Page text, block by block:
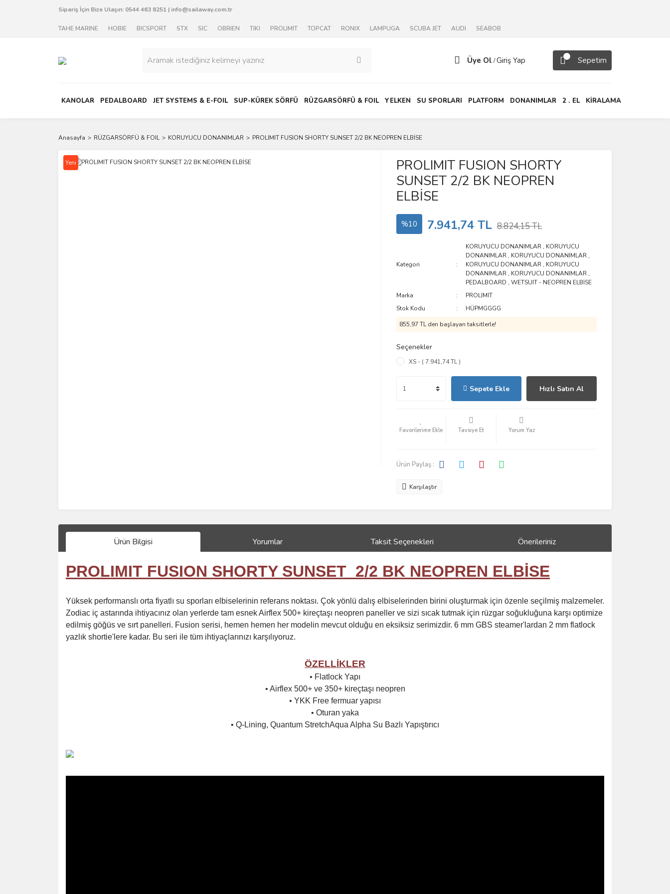
Sipariş İçin Bize Ulaşın: 0544 463 8251 | info@sailaway.com.tr
TAHE MARINE HOBIE BICSPORT STX SIC OBRIEN TIKI PROLIMIT TOPCAT RONIX LAMPUGA SCUBA JET AUDI SEABOB
Üye Ol /Giriş Yap Sepetim
KANOLAR PEDALBOARD JET SYSTEMS & E-FOIL SUP-KÜREK SÖRFÜ RÜZGARSÖRFÜ & FOIL YELKEN SU SPORLARI PLATFORM DONANIMLAR 2 . EL KİRALAMA
Anasayfa RÜZGARSÖRFÜ & FOIL KORUYUCU DONANIMLAR PROLIMIT FUSION SHORTY SUNSET 2/2 BK NEOPREN ELBİSE
Yeni
PROLIMIT FUSION SHORTY
SUNSET 2/2 BK NEOPREN
ELBİSE
%10 7.941,74 TL 8.824,15 TL
Kategori
KORUYUCU DONANIMLAR , KORUYUCU
DONANIMLAR , KORUYUCU DONANIMLAR ,
KORUYUCU DONANIMLAR , KORUYUCU
DONANIMLAR , KORUYUCU DONANIMLAR ,
PEDALBOARD ,WETSUIT - NEOPREN ELBİSE
Marka
PROLIMIT
Stok Kodu
HÜPMGGGG
855,97 TL den başlayan taksitlerle!
Seçenekler
XS - ( 7.941,74 TL )
Sepete Ekle Hızlı Satın Al
Tavsiye Et Yorum Yaz
Ürün Paylaş :
Karşılaştır
Ürün Bilgisi Yorumlar Taksit Seçenekleri Önerileriniz
PROLIMIT FUSION SHORTY SUNSET 2/2 BK NEOPREN ELBİSE
Yüksek performanslı orta fiyatlı su sporları elbiselerinin referans noktası. Çok yönlü dalış elbiselerinden birini oluşturmak için özenle seçilmiş malzemeler.
Zodiac iç astarında ihtiyacınız olan yerlerde tam esnek Airflex 500+ kireçtaşı neopren paneller ve sizi sıcak tutmak için rüzgar soğukluğuna karşı optimize
edilmiş göğüs ve sırt panelleri. Fusion serisi, hemen hemen her modelin mevcut olduğu en eksiksiz serimizdir. 6 mm GBS steamer'lardan 2 mm flatlock
yazlık shortie'lere kadar. Bu seri ile tüm ihtiyaçlarınızı karşılıyoruz.
ÖZELLİKLER
• Flatlock Yapı
• Airflex 500+ ve 350+ kireçtaşı neopren
• YKK Free fermuar yapısı
• Oturan yaka
• Q-Lining, Quantum StretchAqua Alpha Su Bazlı Yapıştırıcı